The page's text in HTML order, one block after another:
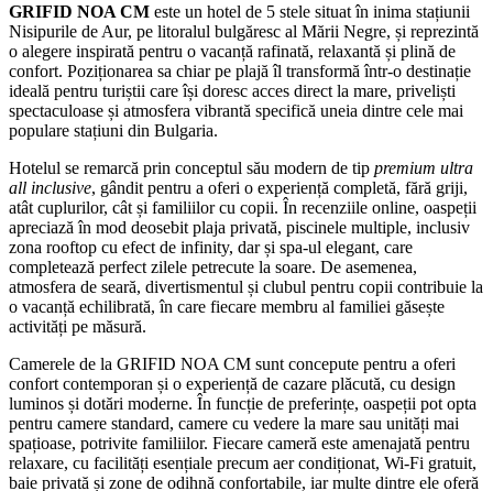
GRIFID NOA CM este un hotel de 5 stele situat în inima stațiunii
Nisipurile de Aur, pe litoralul bulgăresc al Mării Negre, și reprezintă
o alegere inspirată pentru o vacanță rafinată, relaxantă și plină de
confort. Poziționarea sa chiar pe plajă îl transformă într-o destinație
ideală pentru turiștii care își doresc acces direct la mare, priveliști
spectaculoase și atmosfera vibrantă specifică uneia dintre cele mai
populare stațiuni din Bulgaria.
Hotelul se remarcă prin conceptul său modern de tip premium ultra
all inclusive, gândit pentru a oferi o experiență completă, fără griji,
atât cuplurilor, cât și familiilor cu copii. În recenziile online, oaspeții
apreciază în mod deosebit plaja privată, piscinele multiple, inclusiv
zona rooftop cu efect de infinity, dar și spa-ul elegant, care
completează perfect zilele petrecute la soare. De asemenea,
atmosfera de seară, divertismentul și clubul pentru copii contribuie la
o vacanță echilibrată, în care fiecare membru al familiei găsește
activități pe măsură.
Camerele de la GRIFID NOA CM sunt concepute pentru a oferi
confort contemporan și o experiență de cazare plăcută, cu design
luminos și dotări moderne. În funcție de preferințe, oaspeții pot opta
pentru camere standard, camere cu vedere la mare sau unități mai
spațioase, potrivite familiilor. Fiecare cameră este amenajată pentru
relaxare, cu facilități esențiale precum aer condiționat, Wi‑Fi gratuit,
baie privată și zone de odihnă confortabile, iar multe dintre ele oferă